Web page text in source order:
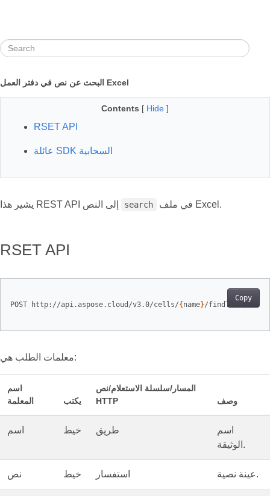
البحث عن نص في دفتر العمل Excel
Contents [ Hide ]
RSET API
عائلة SDK السحابية
search في ملف Excel.
RSET API
Copy
POST http://api.aspose.cloud/v3.0/cells/{ name}/findText
معلمات الطلب هي:
اسم
المعلمة
يكتب
المسار/سلسلة الاستعلام/نص
HTTP
وصف
اسم خيط طريق
اسم
الوثيقة.
نص خيط استفسار عينة نصية.